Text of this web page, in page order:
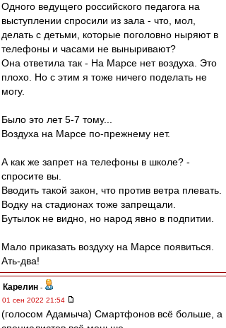
Одного ведущего российского педагога на
выступлении спросили из зала - что, мол,
делать с детьми, которые поголовно ныряют в
телефоны и часами не выныривают?
Она ответила так - На Марсе нет воздуха. Это
плохо. Но с этим я тоже ничего поделать не
могу.
Было это лет 5-7 тому...
Воздуха на Марсе по-прежнему нет.
А как же запрет на телефоны в школе? -
спросите вы.
Вводить такой закон, что против ветра плевать.
Водку на стадионах тоже запрещали.
Бутылок не видно, но народ явно в подпитии.
Мало приказать воздуху на Марсе появиться.
Ать-два!
Карелин -
01 сен 2022 21:54
(голосом Адамыча) Смартфонов всё больше, а